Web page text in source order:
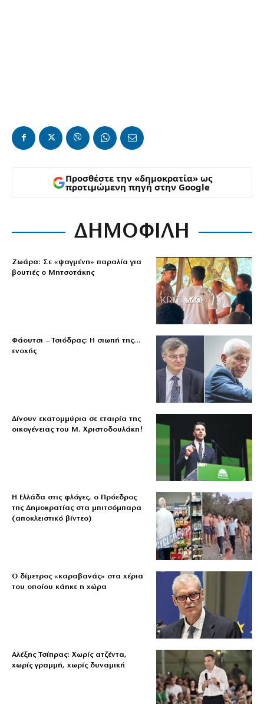
Προσθέστε την «δημοκρατία» ως
προτιμώμενη πηγή στην Google
ΔΗΜΟΦΙΛΗ
Ζωάρα: Σε «ψαγμένη» παραλία για
βουτιές ο Μητσοτάκης
Φάουτσι – Τσιόδρας: Η σιωπή της…
ενοχής
Δίνουν εκατομμύρια σε εταιρία της
οικογένειας του Μ. Χριστοδουλάκη!
Η Ελλάδα στις φλόγες, ο Πρόεδρος
της Δημοκρατίας στα μπιτσόμπαρα
(αποκλειστικό βίντεο)
Ο δίμετρος «καραβανάς» στα χέρια
του οποίου κάηκε η χώρα
Αλέξης Τσίπρας: Χωρίς ατζέντα,
χωρίς γραμμή, χωρίς δυναμική